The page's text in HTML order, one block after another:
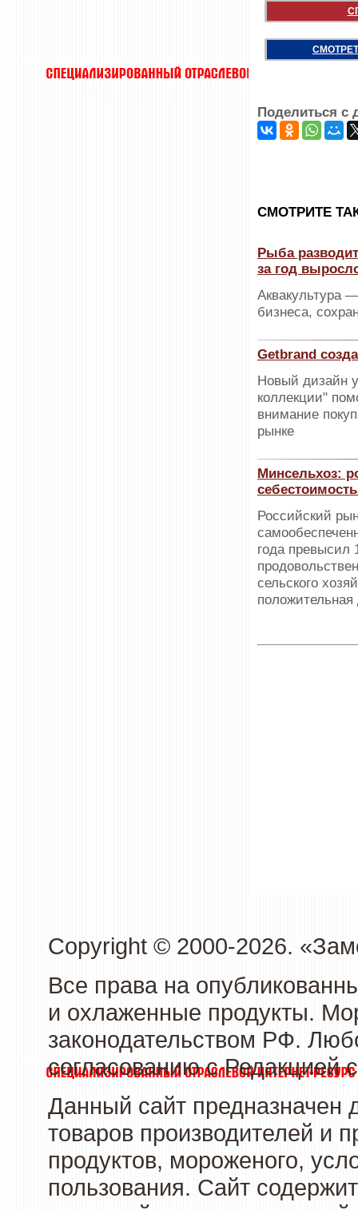
Поделиться с
CМОТРИТЕ
Рыба
за год
Аквакультура
бизнеса,
Getbrand
Новый дизайн
коллекции"
внимание
рынке
Минсельхоз:
Российский
года превысил
сельского
Copyright © 2000-2026.
Все права на
и охлаженные продукты.
законодательством РФ.
согласованию с Редакцией
Данный сайт предназначен
товаров производителей и
продуктов, мороженого,
пользования. Сайт